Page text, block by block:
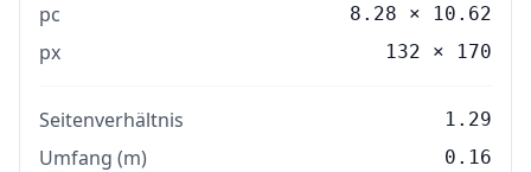
pc 8.28 × 10.62
px 132 × 170
Seitenverhältnis 1.29
Umfang (m) 0.16